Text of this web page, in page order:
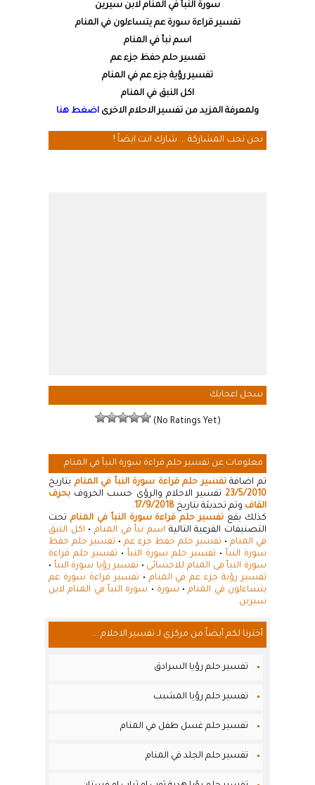
سورة النبأ في المنام لابن سيرين
تفسير قراءة سورة عم يتساءلون في المنام
اسم نبأ في المنام
تفسير حلم حفظ جزء عم
تفسير رؤية جزء عم في المنام
اكل النبق في المنام
ولمعرفة المزيد من تفسير الاحلام الاخرى اضغط هنا
نحن نحب المشاركة ... شارك انت ايضاً !
سجل اعجابك
(No Ratings Yet)
معلومات عن تفسير حلم قراءة سورة النبأ في المنام
تم اضافةتفسير حلم قراءة سورة النبأ في المنام بتاريخ
23/5/2010 تفسير الاحلام والرؤى حسب الحروف بحرف
القاف وتم تحديثة بتاريخ 17/9/2018
.
كذلك يقع تفسير حلم قراءة سورة النبأ في المنام تحت
التصنيفات الفرعية التالية اسم نبأ في المنام• اكل النبق
في المنام • تفسير حلم حفظ جزء عم • تفسير حلم حفظ
سورة النبأ • تفسير حلم سورة النبأ • تفسير حلم قراءة
سورة النبأ فى المنام للاحسائى • تفسير رؤيا سورة النبأ •
تفسير رؤية جزء عم في المنام • تفسير قراءة سورة عم
يتساءلون في المنام• سورة • سورة النبأ في المنام لابن
سيرين
أخترنا لكم أيضاً من مركزي لـ تفسير الاحلام ...
تفسير حلم رؤيا السرادق
تفسير حلم رؤيا المشبب
تفسير حلم غسل طفل في المنام
تفسير حلم الجلد في المنام